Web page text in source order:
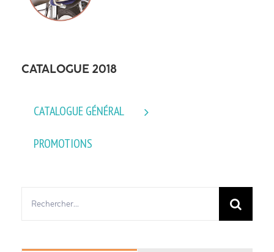
CATALOGUE 2018
CATALOGUE GÉNÉRAL
PROMOTIONS